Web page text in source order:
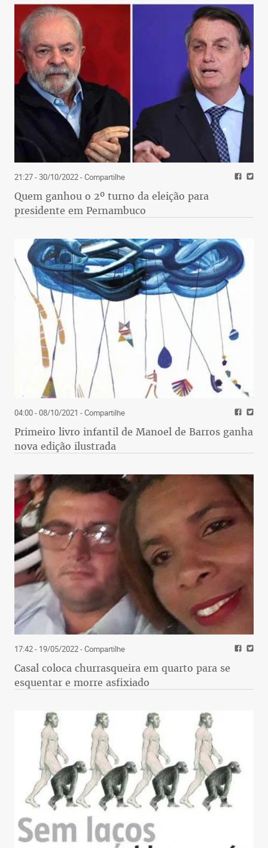
21:27 - 30/10/2022- Compartilhe
Quem ganhou o 2º turno da eleição para
presidente em Pernambuco
04:00 - 08/10/2021 - Compartilhe
Primeiro livro infantil de Manoel de Barros ganha
nova edição ilustrada
17:42 - 19/05/2022- Compartilhe
Casal coloca churrasqueira em quarto para se
esquentar e morre asfixiado